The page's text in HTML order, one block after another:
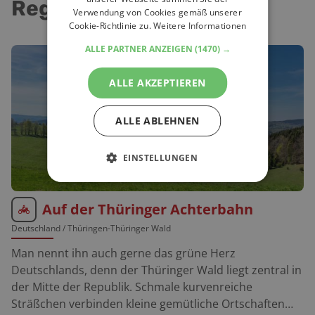
Region
Auf der Thüringer Achterbahn
Deutschland/ Thüringen-Thüringer Wald
Man nennt ihn auch gerne das grüne Herz
Deutschlands, denn der Thüringer Wald liegt zentral in
der Mitte der Republik. Schmale kurvenreiche
Sträßchen verbinden kleine gemütliche Ortschaften
Verwendung von Cookies gemäß unserer
Cookie-Richtlinie zu.Weitere Informationen
ALLE PARTNER ANZEIGEN (1470) →
ALLE AKZEPTIEREN
ALLE ABLEHNEN
EINSTELLUNGEN